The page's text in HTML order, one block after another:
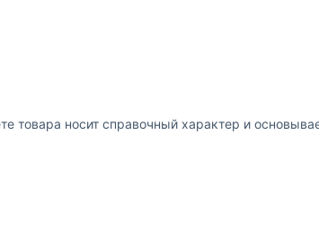
товара носит справочный характер и